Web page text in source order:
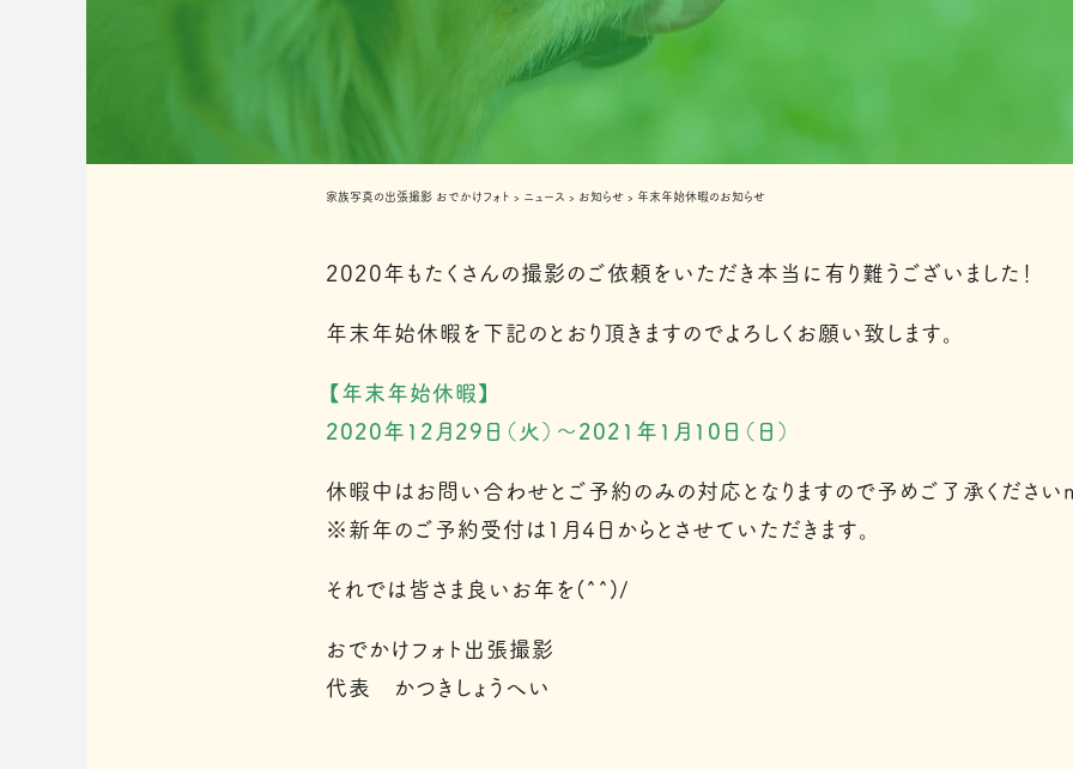
家族写真の出張撮影 おでかけフォト › ニュース › お知らせ › 年末年始休暇のお知らせ
2020年もたくさんの撮影のご依頼をいただき本当に有り難うございました！
年末年始休暇を下記のとおり頂きますのでよろしくお願い致します。
【年末年始休暇】
2020年12月29日（火）〜2021年1月10日（日）
休暇中はお問い合わせとご予約のみの対応となりますので予めご了承くださ
※新年のご予約受付は1月4日からとさせていただきます。
それでは皆さま良いお年を(^^)/
おでかけフォト出張撮影
代表 かつきしょうへい